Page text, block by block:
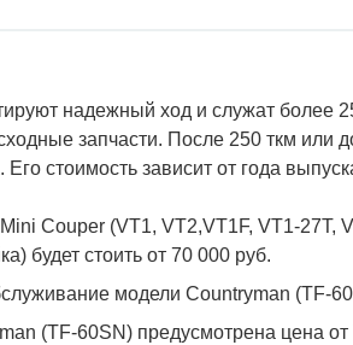
надежный ход и служат более
запчасти. После 250 ткм или
стоимость зависит от года
Couper (VT1, VT2,VT1F, VT1-27T,
будет стоить от 70 000 руб.
модели Countryman (TF-
(TF-60SN) предусмотрена цена от